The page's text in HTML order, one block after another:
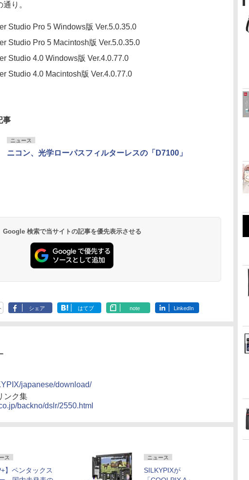
り。
Studio Pro 5 Windows版 Ver.5.0.35.0
Studio Pro 5 Macintosh版 Ver.5.0.35.0
Studio 4.0 Windows版 Ver.4.0.77.0
Studio 4.0 Macintosh版 Ver.4.0.77.0
事
ニュース
ニコン、光学ローパスフィルターレスの「D7100」
Google 検索で当サイトの記事を優先表示させる
シェア はてブ note LinkedIn
japanese/download/
ンク集
backno/dslr/2550.html
ス
】ペンタックス
ニュース
SILKYPIXが